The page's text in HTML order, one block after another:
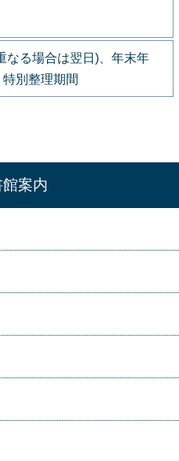
なる場合は翌日)、年末年
別整理期間
案内